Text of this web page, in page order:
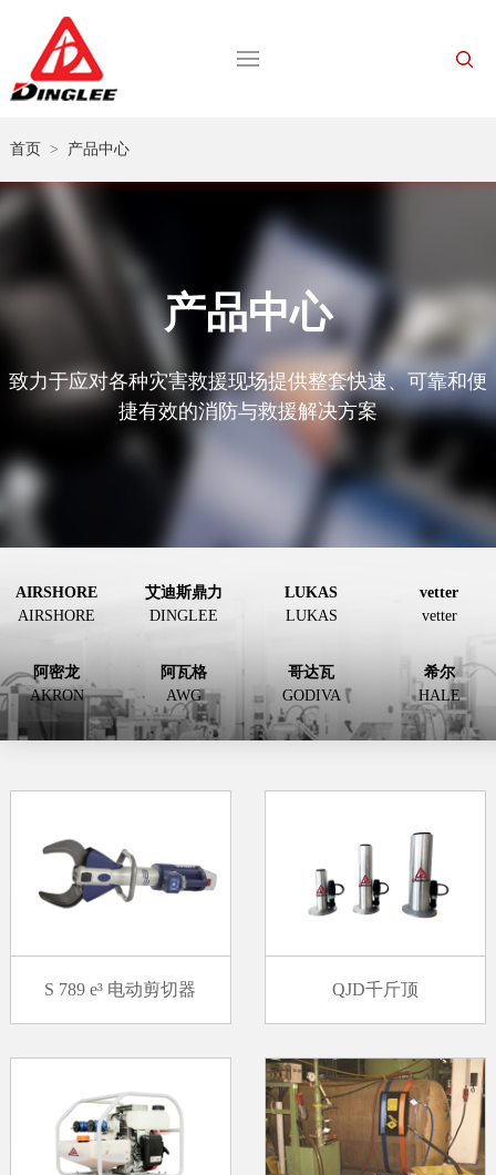
首页 > 产品中心
产品中心
致力于应对各种灾害救援现场提供整套快速、可靠和便
捷有效的消防与救援解决方案
AIRSHORE
AIRSHORE
艾迪斯鼎力
DINGLEE
LUKAS
LUKAS
vetter
vetter
阿密龙
AKRON
阿瓦格
AWG
哥达瓦
GODIVA
希尔
HALE
S 789 e³ 电动剪切器 QJD千斤顶